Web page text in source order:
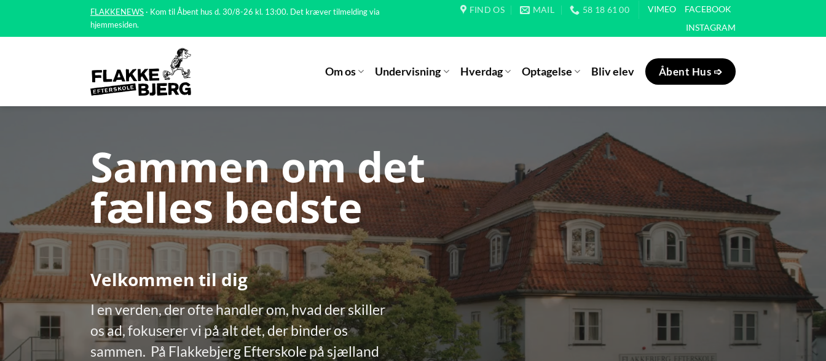
FLAKKENEWS · Kom til Åbent hus d. 30/8-26 kl. 13:00. Det kræver tilmelding via
hjemmesiden.
FIND OS MAIL 58 18 61 00 VIMEO
FACEBOOK
INSTAGRAM
Om os Undervisning Hverdag Optagelse Bliv elev Åbent Hus ➩
Sammen om det
fælles bedste
Velkommen til dig
I en verden, der ofte handler om, hvad der skiller
os ad, fokuserer vi på alt det, der binder os
sammen. På Flakkebjerg Efterskole på sjælland